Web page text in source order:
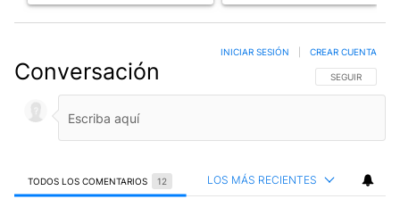
Conversación SIGA ESTA
SEGUIR
INICIAR SESIÓN CREAR CUENTA
TODOS LOS COMENTARIOS 12 LOS MÁS RECIENTES